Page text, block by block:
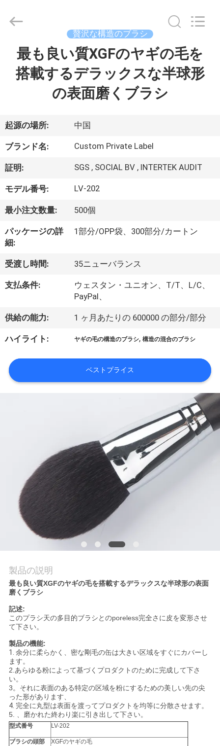
ダ
ク
ト
私
に
つ
い
工
旅
PRIVACY
POLICY
2017
Chanmy
Cosmetics
贅沢な構造のブラシ
最も良い質XGFのヤギの毛を
搭載するデラックスな半球形
の表面磨くブラシ
起源の場所: 中国
ブランド名: Custom Private Label
証明: SGS , SOCIAL BV , INTERTEK AUDIT
モデル番号: LV-202
最小注文数量: 500個
パッケージの詳
細:
1部分/OPP袋、300部分/カートン
受渡し時間: 35ニューバランス
支払条件:
ウェスタン・ユニオン、T/T、L/C、
PayPal、
供給の能力: 1 ヶ月あたりの 600000 の部分/部分
ハイライト: ヤギの毛の構造のブラシ,構造の混合のブラシ
ベストプライス
製品の説明
最も良い質XGFのヤギの毛を搭載するデラックスな半球形の表面
磨くブラシ
記述:
このプラシ天の多目的ブラシとのporeless完全さに皮を変形させ
て下さい。
製品の機能:
1. 余分に柔らかく、密な剛毛の缶は大きい区域をすぐにカバーし
ます。
2.あらゆる粉によって基づくプロダクトのために完成して下さ
い。
3。それに表面のある特定の区域を粉にするための美しい先の尖
った形があります、
4. 完全に丸型は表面を渡ってプロダクトを均等に分散させます。
5. 、磨かれた終わり楽に引き出して下さい。
型式番号 LV-202
ブラシの頭部 XGFのヤギの毛